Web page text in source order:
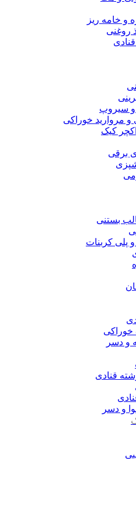
و خامه ریز
روغنی
و سیروپ
و مروارید خوراکی
کیک
برقی
بستنی
پلی کربنات
خوراکی
و دسر
قنادی
و دسر